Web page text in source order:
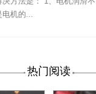
电机的...
热门阅读